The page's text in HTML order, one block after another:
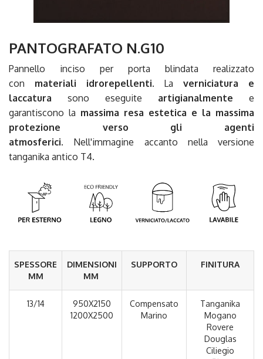
PANTOGRAFATO N.G10
Pannello inciso per porta blindata realizzato
con materiali idrorepellenti. Laverniciatura e
laccatura sono eseguite artigianalmente e
garantiscono la massima resa estetica e la massima
protezione verso gli agenti
atmosferici. Nell'immagine accanto nella versione
tanganika antico T4.
SPESSORE
MM
DIMENSIONI
MM
SUPPORTO FINITURA
13/14
950X2150
1200X2500
Compensato
Marino
Tanganika
Mogano
Rovere
Douglas
Ciliegio